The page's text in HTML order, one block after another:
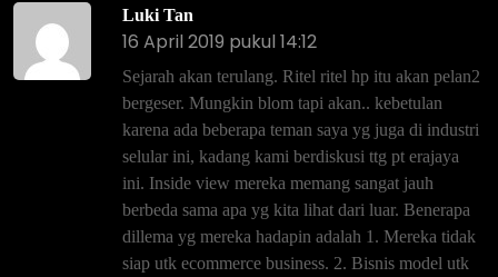
Luki Tan
16 April 2019 pukul 14:12
Sejarah akan terulang. Ritel ritel hp itu akan pelan2
bergeser. Mungkin blom tapi akan.. kebetulan
karena ada beberapa teman saya yg juga di industri
selular ini, kadang kami berdiskusi ttg pt erajaya
ini. Inside view mereka memang sangat jauh
berbeda sama apa yg kita lihat dari luar. Benerapa
dillema yg mereka hadapin adalah 1. Mereka tidak
siap utk ecommerce business. 2. Bisnis model utk